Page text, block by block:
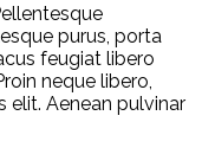
purus, porta
feugiat libero
neque libero,
elit. Aenean pulvinar